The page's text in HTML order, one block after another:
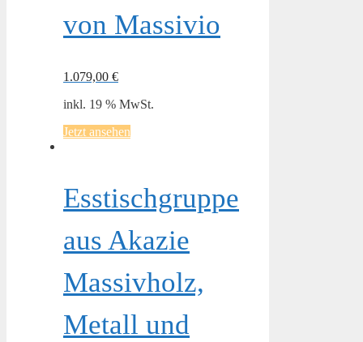
von Massivio
1.079,00 €
inkl. 19 % MwSt.
Jetzt ansehen
Esstischgruppe
aus Akazie
Massivholz,
Metall und